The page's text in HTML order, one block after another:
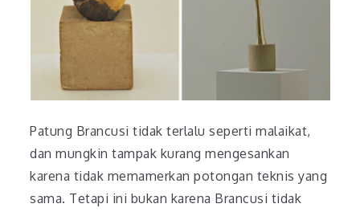
Patung Brancusi tidak terlalu seperti malaikat,
dan mungkin tampak kurang mengesankan
karena tidak memamerkan potongan teknis yang
sama. Tetapi ini bukan karena Brancusi tidak